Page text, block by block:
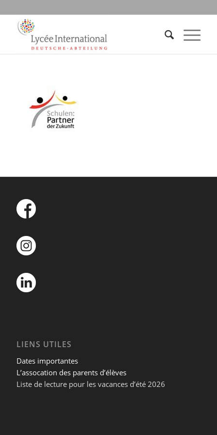
LIENS UTILES
Dates importantes
L’assocation des parents d’élèves
Liste de lecture pour les vacances d’été 2026